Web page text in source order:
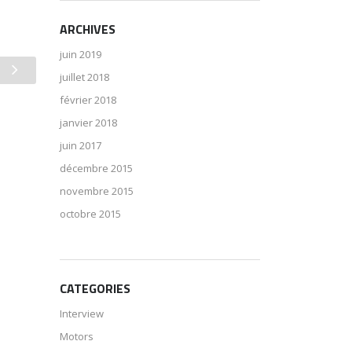
ARCHIVES
juin 2019
juillet 2018
février 2018
janvier 2018
juin 2017
décembre 2015
novembre 2015
octobre 2015
CATEGORIES
Interview
Motors